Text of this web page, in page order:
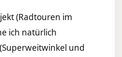
(Radtouren im
ich natürlich
und